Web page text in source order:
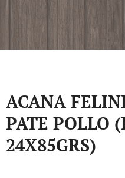
ACANA
PATE POLLO
24X85GRS)